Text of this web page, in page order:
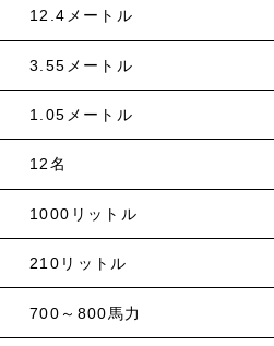
12.4メートル
3.55メートル
1.05メートル
12名
1000リットル
210リットル
700～800馬力